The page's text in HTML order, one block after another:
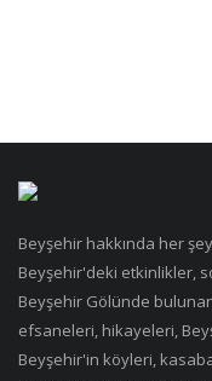
Beyşehir hakkında her
Beyşehir'deki etkinlikler,
Beyşehir Gölünde
efsaneleri, hikayeleri,
Beyşehir'in köyleri,